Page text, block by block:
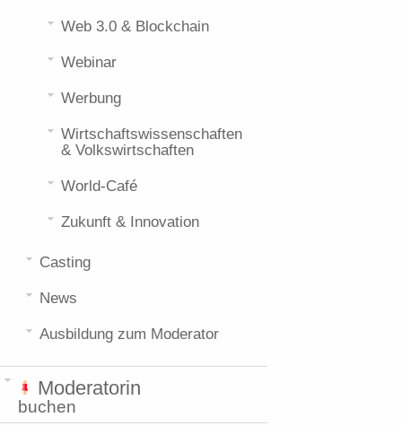
Web 3.0 & Blockchain
Webinar
Werbung
Wirtschaftswissenschaften
& Volkswirtschaften
World-Café
Zukunft & Innovation
Casting
News
Ausbildung zum Moderator
Moderatorin
buchen